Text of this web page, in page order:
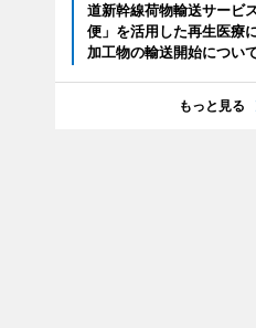
道新幹線荷物輸送サービ
便」を活用した再生医療
加工物の輸送開始につい
もっと見る